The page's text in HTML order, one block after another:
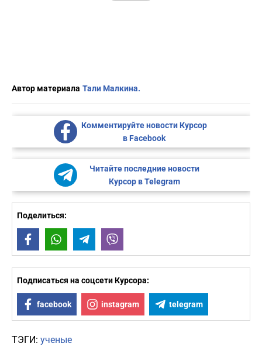
Автор материала Тали Малкина.
Комментируйте новости Курсор
в Facebook
Читайте последние новости
Курсор в Telegram
Поделиться:
FacebookWhatsAppTelegram
Подписаться на соцсети Курсора:
facebook instagram telegram
ТЭГИ: ученые